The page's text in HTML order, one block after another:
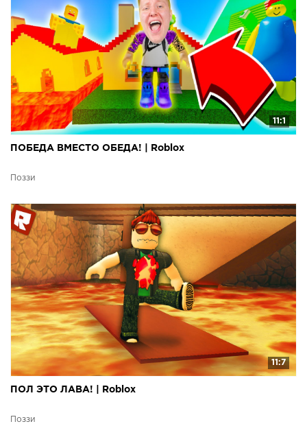
11:1
ПОБЕДА ВМЕСТО ОБЕДА! | Roblox
Поззи
11:7
ПОЛ ЭТО ЛАВА! | Roblox
Поззи